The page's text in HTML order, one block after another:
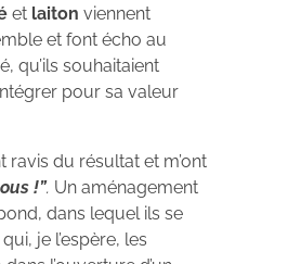
et laiton viennent
et font écho au
qu’ils souhaitaient
pour sa valeur
ravis du résultat et m’ont
!”. Un aménagement
dans lequel ils se
je l’espère, les